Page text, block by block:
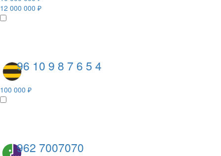
12 000 000 ₽
96 10 9 8 7 6 5 4
100 000 ₽
962 7007070